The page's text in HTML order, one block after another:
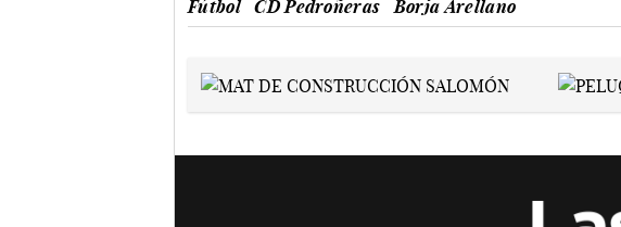
Fútbol
CD Pedroñeras Borja Arellano